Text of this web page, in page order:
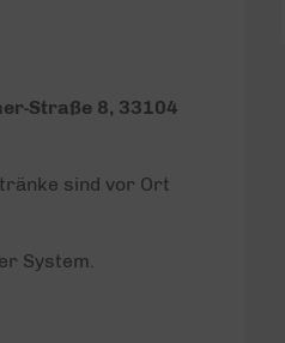
Straße 8, 33104
sind vor Ort
System.